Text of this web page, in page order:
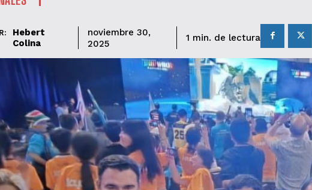
Hebert
Colina
noviembre 30,
2025
1 min. de lectura